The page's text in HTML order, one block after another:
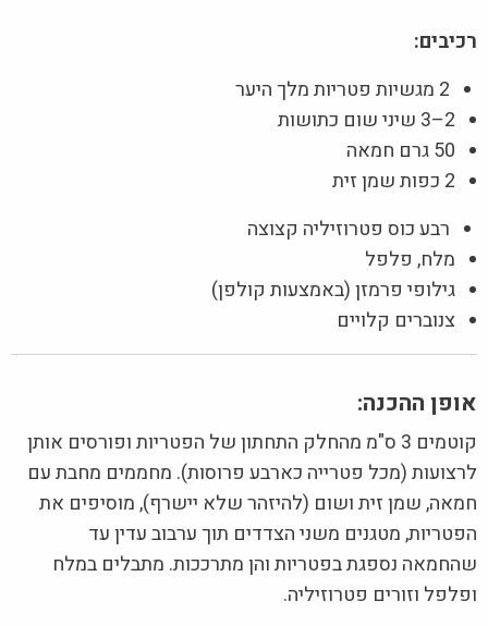
רכיבים:
2 מגשיות פטריות מלך היער
2–3 שיני שום כתושות
50 גרם חמאה
2 כפות שמן זית
רבע כוס פטרוזיליה קצוצה
מלח, פלפל
גילופי פרמזן (באמצעות קולפן)
צנוברים קלויים
אופן ההכנה:
קוטמים 3 ס"מ מהחלק התחתון של הפטריות ופורסים אותן
לרצועות (מכל פטרייה כארבע פרוסות). מחממים מחבת עם
חמאה, שמן זית ושום (להיזהר שלא יישרף), מוסיפים את
הפטריות, מטגנים משני הצדדים תוך ערבוב עדין עד
שהחמאה נספגת בפטריות והן מתרככות. מתבלים במלח
ופלפל וזורים פטרוזיליה.